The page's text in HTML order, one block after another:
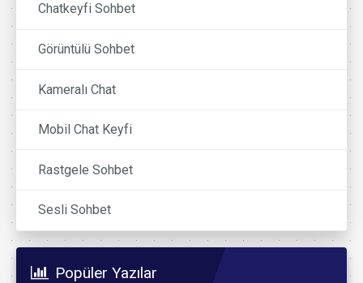
Chatkeyfi Sohbet
Görüntülü Sohbet
Kameralı Chat
Mobil Chat Keyfi
Rastgele Sohbet
Sesli Sohbet
Popüler Yazılar